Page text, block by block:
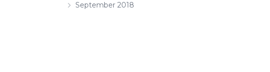
September 2018